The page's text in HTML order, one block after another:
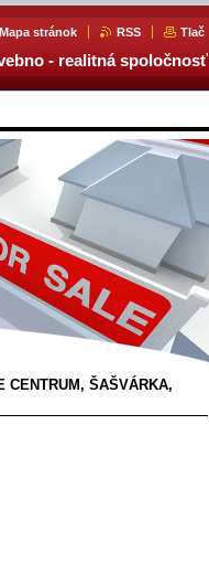
Mapa stránok RSS Tlač
- realitná spoločnosť
CENTRUM, ŠAŠVÁRKA,